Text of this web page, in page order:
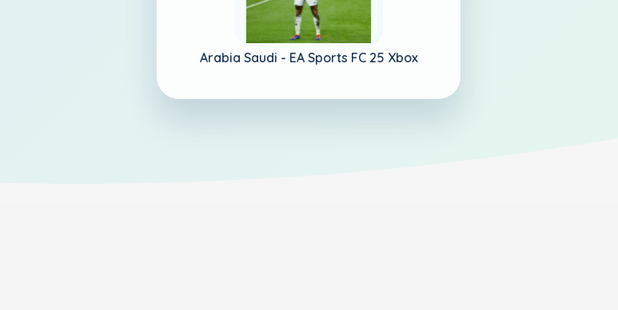
Arabia Saudi - EA Sports FC 25 Xbox